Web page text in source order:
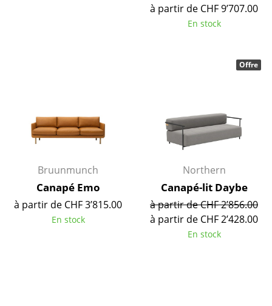
Caissons roulants et Meubles d’appoint
Pièces détachées
... voir tous les rangements
Luminaires
Suspensions & Plafonniers
Lampes de table
à partir de CHF 9’707.00
En stock
Bruunmunch
Canapé Emo
à partir de CHF 3’815.00
En stock
Northern
Canapé-lit Daybe
à partir de CHF 2’856.00
à partir de CHF 2’428.00
En stock
Offre